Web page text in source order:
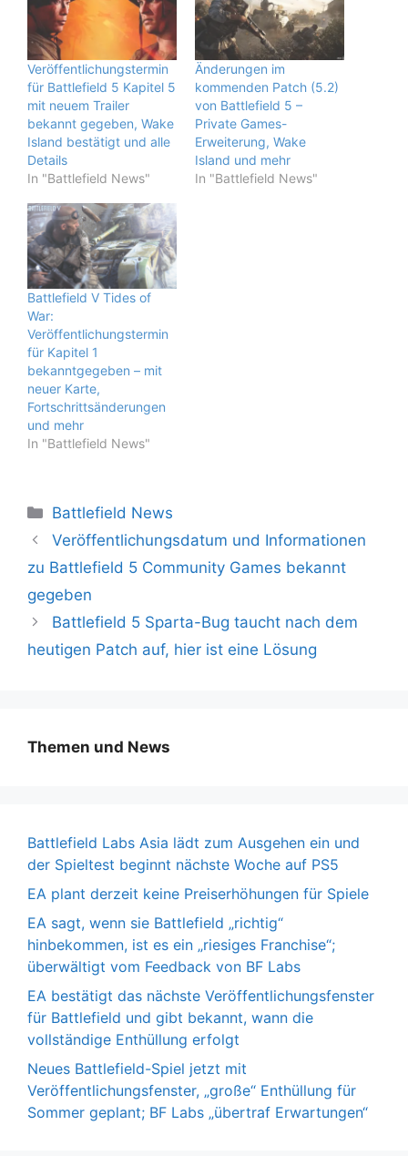
Veröffentlichungstermin
für Battlefield 5 Kapitel 5
mit neuem Trailer
bekannt gegeben, Wake
Island bestätigt und alle
Details
In "Battlefield News"
Änderungen im
kommenden Patch (5.2)
von Battlefield 5 –
Private Games-
Erweiterung, Wake
Island und mehr
In "Battlefield News"
Battlefield V Tides of
War:
Veröffentlichungstermin
für Kapitel 1
bekanntgegeben – mit
neuer Karte,
Fortschrittsänderungen
und mehr
In "Battlefield News"
Kategorien
Battlefield News
Veröffentlichungsdatum und Informationen
zu Battlefield 5 Community Games bekannt
gegeben
Battlefield 5 Sparta-Bug taucht nach dem
heutigen Patch auf, hier ist eine Lösung
Themen und News
Battlefield Labs Asia lädt zum Ausgehen ein und
der Spieltest beginnt nächste Woche auf PS5
EA plant derzeit keine Preiserhöhungen für Spiele
EA sagt, wenn sie Battlefield „richtig“
hinbekommen, ist es ein „riesiges Franchise“;
überwältigt vom Feedback von BF Labs
EA bestätigt das nächste Veröffentlichungsfenster
für Battlefield und gibt bekannt, wann die
vollständige Enthüllung erfolgt
Neues Battlefield-Spiel jetzt mit
Veröffentlichungsfenster, „große“ Enthüllung für
Sommer geplant; BF Labs „übertraf Erwartungen“